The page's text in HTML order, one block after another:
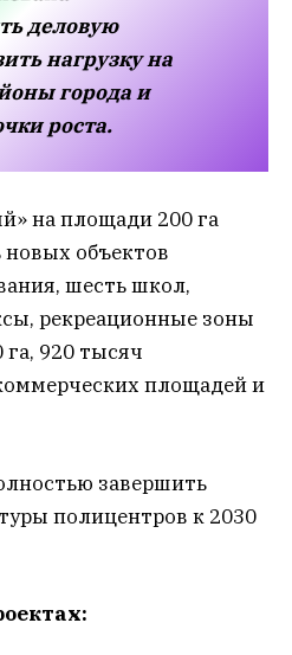
деловую
нагрузку на
города и
роста.
на площади 200 га
новых объектов
шесть школ,
рекреационные зоны
920 тысяч
площадей и
завершить
полицентров к 2030